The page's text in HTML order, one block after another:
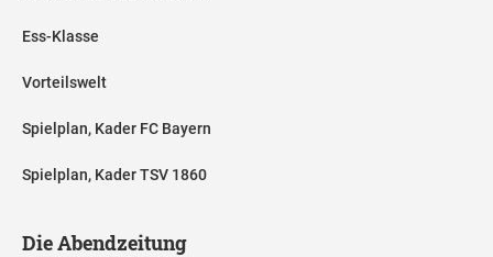
Ess-Klasse
Vorteilswelt
Spielplan, Kader FC Bayern
Spielplan, Kader TSV 1860
Die Abendzeitung